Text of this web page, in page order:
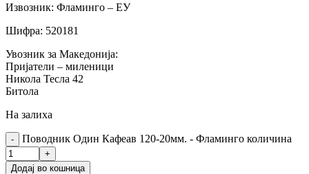
Извозник: Фламинго – ЕУ
Шифра: 520181
Увозник за Македонија:
Пријатели – миленици
Никола Тесла 42
Битола
На залиха
Поводник Один Кафеав 120-20мм. - Фламинго количина
Додај во кошница